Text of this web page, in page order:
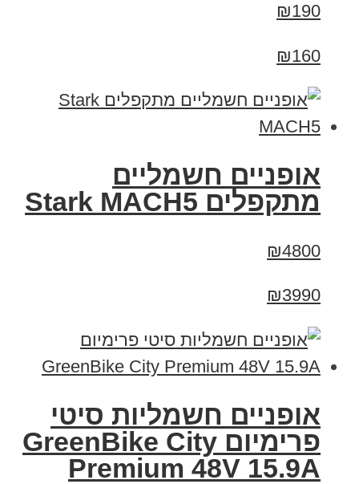
₪190
₪160
‏אופניים חשמליים
‏מתקפלים Stark MACH5
₪4800
₪3990
אופניים חשמליות סיטי
פרימיום GreenBike City
Premium 48V 15.9A